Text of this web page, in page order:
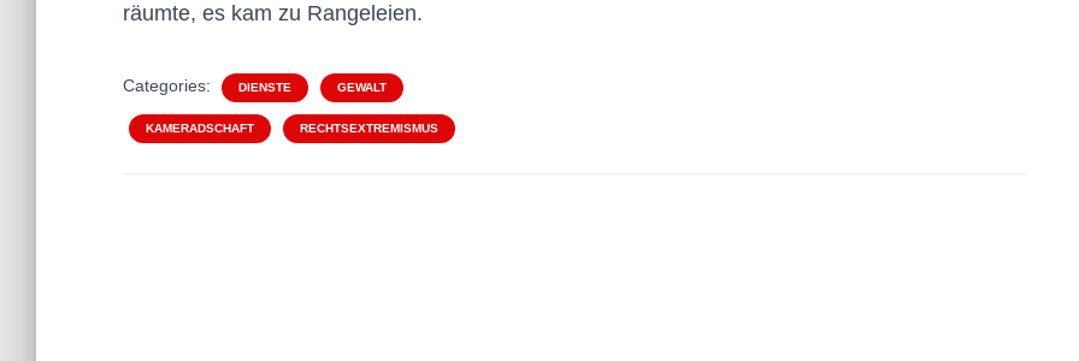
räumte, es kam zu Rangeleien.
Categories: DIENSTE GEWALT
KAMERADSCHAFT RECHTSEXTREMISMUS